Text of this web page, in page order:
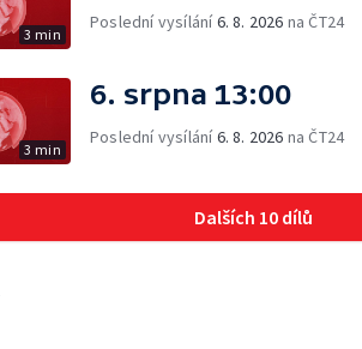
3 min
Poslední vysílání6. 8. 2026 na ČT24
3 min
6. srpna 13:00
Poslední vysílání6. 8. 2026 na ČT24
Dalších 10 dílů